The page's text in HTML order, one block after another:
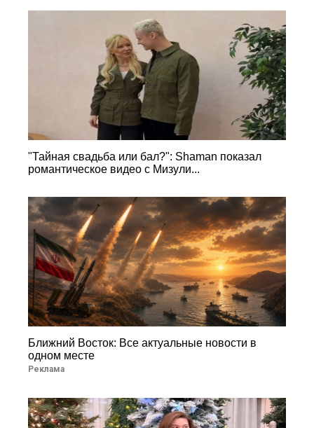
"Тайная свадьба или бал?": Shaman показал
романтическое видео с Мизули...
Ближний Восток: Все актуальные новости в
одном месте
Реклама